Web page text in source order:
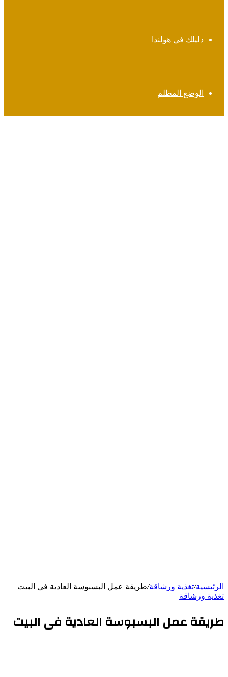
دليلك في هولندا
الوضع المظلم
الرئيسية/تغذية ورشاقة/طريقة عمل البسبوسة العادية فى البيت
تغذية ورشاقة
طريقة عمل البسبوسة العادية فى البيت